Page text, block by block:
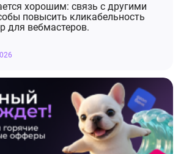
хорошим: связь с другими
повысить кликабельность
для вебмастеров.